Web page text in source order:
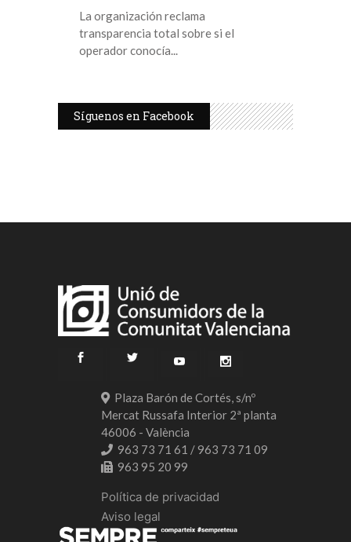
La organización reclama
transparencia total sobre si el
operador conocía
Síguenos en Facebook
Plaza Barón de Cortés, s/nº
Mercat Russafa Interior 2ª planta
46006 - València
963 73 71 61 / 963 73 71 09
963 95 20 99
Política de privacidad
Aviso legal